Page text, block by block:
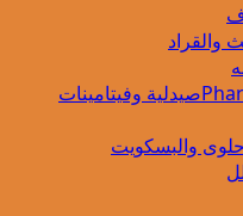
والقراد
صيدلية وفيتامينات
حلوى والبسكويت